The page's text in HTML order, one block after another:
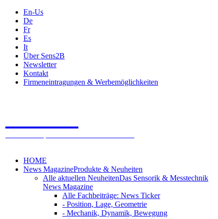
En-Us
De
Fr
Es
It
Über Sens2B
Newsletter
Kontakt
Firmeneintragungen & Werbemöglichkeiten
HOME
News MagazineProdukte & Neuheiten
Alle aktuellen NeuheitenDas Sensorik & Messtechnik
News Magazine
Alle Fachbeiträge: News Ticker
- Position, Lage, Geometrie
- Mechanik, Dynamik, Bewegung